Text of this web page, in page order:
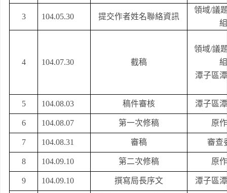
3 104.05.30 提交作者姓名聯絡資訊
領域/議
4 104.07.30 截稿
領域/議
潭子區
5 104.08.03 稿件審核 潭子區
6 104.08.07 第一次修稿 原
7 104.08.31 審稿 審查
8 104.09.10 第二次修稿 原
9 104.09.10 撰寫局長序文 潭子區